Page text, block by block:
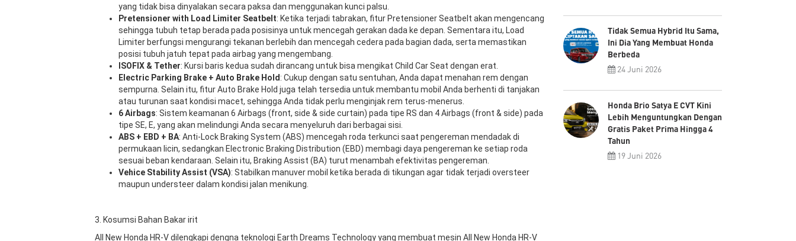
yang tidak bisa dinyalakan secara paksa dan menggunakan kunci palsu.
Pretensioner with Load Limiter Seatbelt: Ketika terjadi tabrakan, fitur Pretensioner Seatbelt akan mengencang
sehingga tubuh tetap berada pada posisinya untuk mencegah gerakan dada ke depan. Sementara itu, Load
Limiter berfungsi mengurangi tekanan berlebih dan mencegah cedera pada bagian dada, serta memastikan
posisi tubuh jatuh tepat pada airbag yang mengembang.
ISOFIX & Tether: Kursi baris kedua sudah dirancang untuk bisa mengikat Child Car Seat dengan erat.
Electric Parking Brake + Auto Brake Hold : Cukup dengan satu sentuhan, Anda dapat menahan rem dengan
sempurna. Selain itu, fitur Auto Brake Hold juga telah tersedia untuk membantu mobil Anda berhenti di tanjakan
atau turunan saat kondisi macet, sehingga Anda tidak perlu menginjak rem terus-menerus.
6 Airbags: Sistem keamanan 6 Airbags (front, side & side curtain) pada tipe RS dan 4 Airbags (front & side) pada
tipe SE, E, yang akan melindungi Anda secara menyeluruh dari berbagai sisi.
ABS + EBD + BA: Anti-Lock Braking System (ABS) mencegah roda terkunci saat pengereman mendadak di
permukaan licin, sedangkan Electronic Braking Distribution (EBD) membagi daya pengereman ke setiap roda
sesuai beban kendaraan. Selain itu, Braking Assist (BA) turut menambah efektivitas pengereman.
Vehice Stability Assist (VSA): Stabilkan manuver mobil ketika berada di tikungan agar tidak terjadi oversteer
maupun understeer dalam kondisi jalan menikung.
3. Kosumsi Bahan Bakar irit
All New Honda HR-V dilengkapi dengna teknologi Earth Dreams Technology yang membuat mesin All New Honda HR-V
Tidak Semua Hybrid Itu Sama,
Ini Dia Yang Membuat Honda
Berbeda
24 Juni 2026
Honda Brio Satya E CVT Kini
Lebih Menguntungkan Dengan
Gratis Paket Prima Hingga 4
Tahun
19 Juni 2026